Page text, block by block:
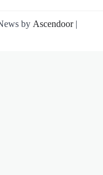
by Ascendoor|